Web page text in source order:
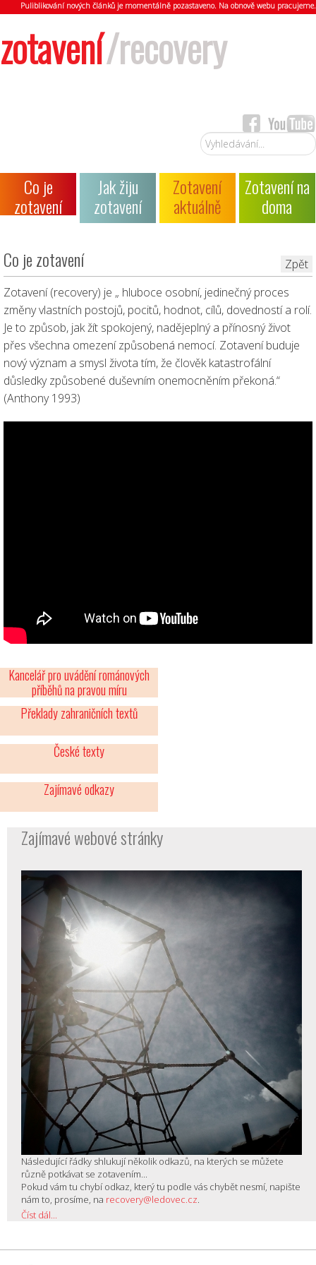
Puliblikování nových článků je momentálně pozastaveno. Na obnově webu pracujeme.
zotavení/recovery
Vyhledávání...
Co je
zotavení
Jak žiju
zotavení
Zotavení
aktuálně
Zotavení na
doma
Co je zotavení
Zpět
Zotavení (recovery) je „ hluboce osobní, jedinečný proces
změny vlastních postojů, pocitů, hodnot, cílů, dovedností a rolí.
Je to způsob, jak žít spokojený, nadějeplný a přínosný život
přes všechna omezení způsobená nemocí. Zotavení buduje
nový význam a smysl života tím, že člověk katastrofální
důsledky způsobené duševním onemocněním překoná.“
(Anthony 1993)
Kancelář pro uvádění románových
příběhů na pravou míru
Překlady zahraničních textů
České texty
Zajímavé odkazy
Zajímavé webové stránky
Následující řádky shlukují několik odkazů, na kterých se můžete
různě potkávat se zotavením...
Pokud vám tu chybí odkaz, který tu podle vás chybět nesmí, napište
nám to, prosíme, na recovery@ledovec.cz.
Číst dál...